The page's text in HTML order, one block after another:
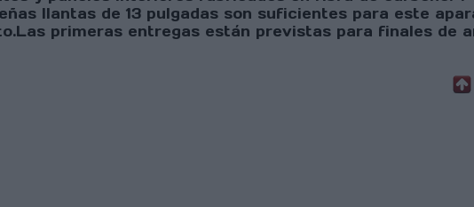
llantas de 13 pulgadas son suficientes para este
primeras entregas están previstas para finales de